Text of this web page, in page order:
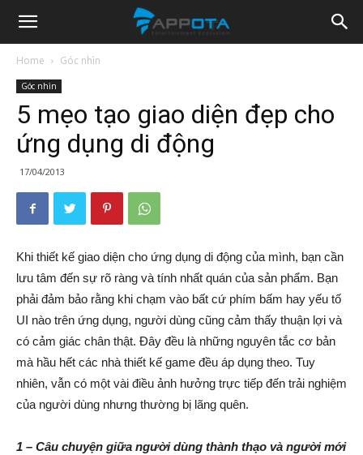
Appota
News
Home Góc nhìn
Góc nhìn
5 mẹo tạo giao diện đẹp cho
ứng dụng di động
17/04/2013
Khi thiết kế giao diện cho ứng dụng di động của mình, bạn cần
lưu tâm đến sự rõ ràng và tính nhất quán của sản phẩm. Bạn
phải đảm bảo rằng khi chạm vào bất cứ phím bấm hay yếu tố
UI nào trên ứng dụng, người dùng cũng cảm thấy thuận lợi và
có cảm giác chân thật. Đây đều là những nguyên tắc cơ bản
mà hầu hết các nhà thiết kế game đều áp dụng theo. Tuy
nhiên, vẫn có một vài điều ảnh hưởng trực tiếp đến trải nghiệm
của người dùng nhưng thường bị lãng quên.
1 – Câu chuyện giữa người dùng thành thạo và người mới